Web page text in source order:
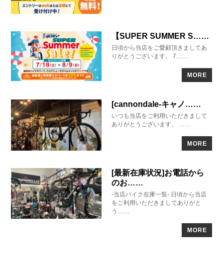
【SUPER SUMMER S……
日頃から当店をご愛顧頂きましてあ
りがとうございます。 7……
MORE
[cannondale-キャノ……
いつも当店をご利用いただきまして
ありがとうございます。 ……
MORE
[最新在庫状況]お電話から
のお……
-当店バイク在庫一覧- 日頃から当店
をご利用いただきましてありがと
う……
MORE